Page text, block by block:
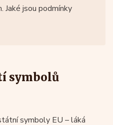
Jaké jsou podmínky
symbolů
symboly EU – láká